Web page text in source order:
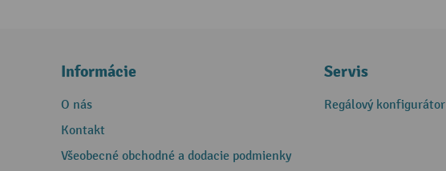
Informácie
O nás
Kontakt
Všeobecné obchodné a dodacie podmienky
Servis
Regálový konfigurátor